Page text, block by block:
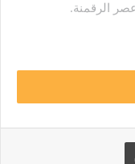
الرقمنة.
الحديثة، وطبيعة
بالعمل المدني
طباعة